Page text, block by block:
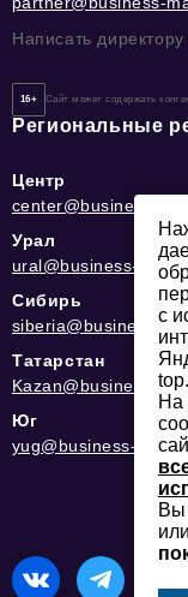
Написать
16+ Сайт может содержать
Региональные
Центр
center@business-
Урал
ural@business-
Сибирь
siberia@business-
Татарстан
Kazan@business-
Юг
yug@business-
с
На
Вы
или